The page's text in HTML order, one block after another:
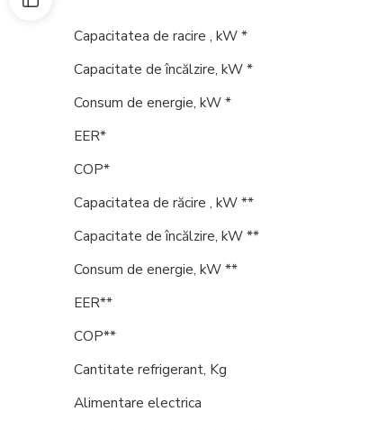
Capacitatea de racire , kW *
Capacitate deîncălzire, kW *
Consum de energie, kW *
EER*
COP*
Capacitatea de răcire , kW **
Capacitate deîncălzire, kW **
Consum de energie, kW **
EER**
COP**
Cantitate refrigerant, Kg
Alimentare electrica